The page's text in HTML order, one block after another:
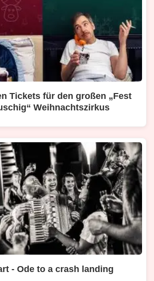
Tickets für den großen „Fest
Weihnachtszirkus
- Ode to a crash landing